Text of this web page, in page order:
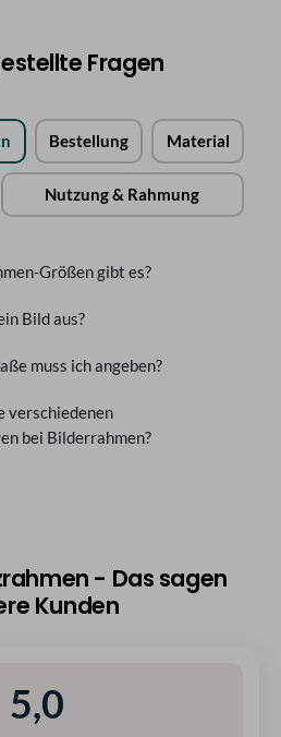
Fragen
Bestellung Material
Nutzung & Rahmung
Größen gibt es?
Bild aus?
muss ich angeben?
verschiedenen
bei Bilderrahmen?
- Das sagen
Kunden
5,0